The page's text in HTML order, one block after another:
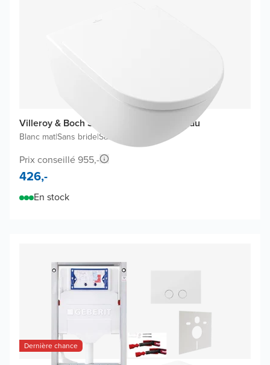
Villeroy & Boch Subway 3.0 WC suspendu
Blanc mat|Sans bride|Sans abattant
Prix conseillé 955,-
426,-
En stock
Dernière chance